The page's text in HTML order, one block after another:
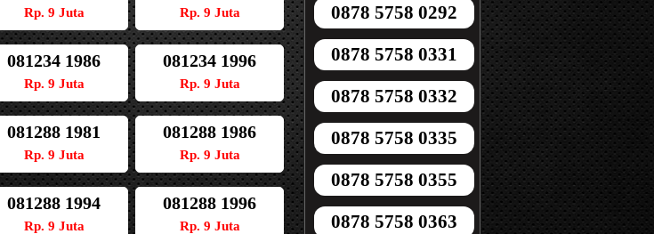
Rp. 9 Juta Rp. 9 Juta
081234 1986
Rp. 9 Juta
081234 1996
Rp. 9 Juta
081288 1981
Rp. 9 Juta
081288 1986
Rp. 9 Juta
081288 1994
Rp. 9 Juta
081288 1996
Rp. 9 Juta
0878 5758 0292
0878 5758 0331
0878 5758 0332
0878 5758 0335
0878 5758 0355
0878 5758 0363